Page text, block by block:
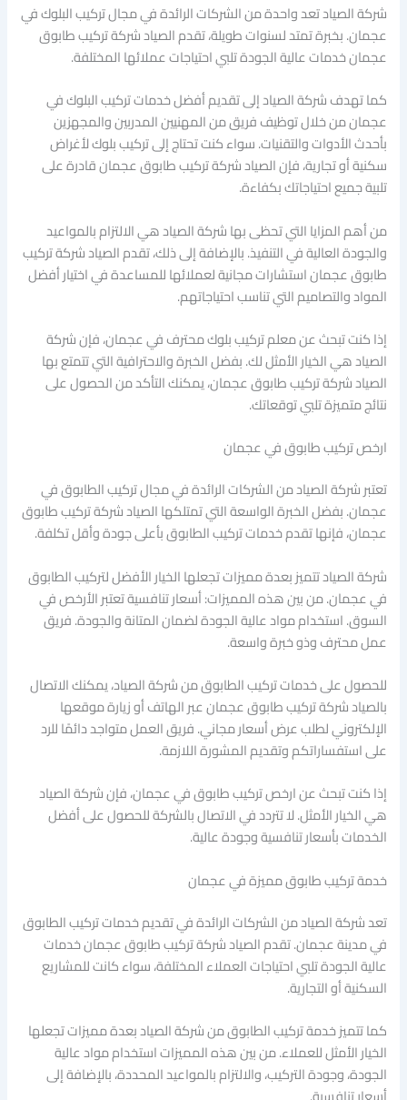
شركة الصياد تعد واحدة من الشركات الرائدة في مجال تركيب البلوك في
عجمان. بخبرة تمتد لسنوات طويلة، تقدم الصياد شركة تركيب طابوق
عجمان خدمات عالية الجودة تلبي احتياجات عملائها المختلفة.
كما تهدف شركة الصياد إلى تقديم أفضل خدمات تركيب البلوك في
عجمان من خلال توظيف فريق من المهنيين المدربين والمجهزين
بأحدث الأدوات والتقنيات. سواء كنت تحتاج إلى تركيب بلوك لأغراض
سكنية أو تجارية، فإن الصياد شركة تركيب طابوق عجمان قادرة على
تلبية جميع احتياجاتك بكفاءة.
من أهم المزايا التي تحظى بها شركة الصياد هي الالتزام بالمواعيد
والجودة العالية في التنفيذ. بالإضافة إلى ذلك، تقدم الصياد شركة تركيب
طابوق عجمان استشارات مجانية لعملائها للمساعدة في اختيار أفضل
المواد والتصاميم التي تناسب احتياجاتهم.
إذا كنت تبحث عن معلم تركيب بلوك محترف في عجمان، فإن شركة
الصياد هي الخيار الأمثل لك. بفضل الخبرة والاحترافية التي تتمتع بها
الصياد شركة تركيب طابوق عجمان، يمكنك التأكد من الحصول على
نتائج متميزة تلبي توقعاتك.
ارخص تركيب طابوق في عجمان
تعتبر شركة الصياد من الشركات الرائدة في مجال تركيب الطابوق في
عجمان. بفضل الخبرة الواسعة التي تمتلكها الصياد شركة تركيب طابوق
عجمان، فإنها تقدم خدمات تركيب الطابوق بأعلى جودة وأقل تكلفة.
شركة الصياد تتميز بعدة مميزات تجعلها الخيار الأفضل لتركيب الطابوق
في عجمان. من بين هذه المميزات: أسعار تنافسية تعتبر الأرخص في
السوق. استخدام مواد عالية الجودة لضمان المتانة والجودة. فريق
عمل محترف وذو خبرة واسعة.
للحصول على خدمات تركيب الطابوق من شركة الصياد، يمكنك الاتصال
بالصياد شركة تركيب طابوق عجمان عبر الهاتف أو زيارة موقعها
الإلكتروني لطلب عرض أسعار مجاني. فريق العمل متواجد دائمًا للرد
على استفساراتكم وتقديم المشورة اللازمة.
إذا كنت تبحث عن ارخص تركيب طابوق في عجمان، فإن شركة الصياد
هي الخيار الأمثل. لا تتردد في الاتصال بالشركة للحصول على أفضل
الخدمات بأسعار تنافسية وجودة عالية.
خدمة تركيب طابوق مميزة في عجمان
تعد شركة الصياد من الشركات الرائدة في تقديم خدمات تركيب الطابوق
في مدينة عجمان. تقدم الصياد شركة تركيب طابوق عجمان خدمات
عالية الجودة تلبي احتياجات العملاء المختلفة، سواء كانت للمشاريع
السكنية أو التجارية.
كما تتميز خدمة تركيب الطابوق من شركة الصياد بعدة مميزات تجعلها
الخيار الأمثل للعملاء. من بين هذه المميزات استخدام مواد عالية
الجودة، وجودة التركيب، والالتزام بالمواعيد المحددة، بالإضافة إلى